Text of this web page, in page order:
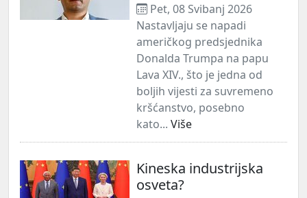
Pet, 08 Svibanj 2026
Nastavljaju se napadi
američkog predsjednika
Donalda Trumpa na papu
Lava XIV., što je jedna od
boljih vijesti za suvremeno
kršćanstvo, posebno
kato... Više
Kineska industrijska
osveta?